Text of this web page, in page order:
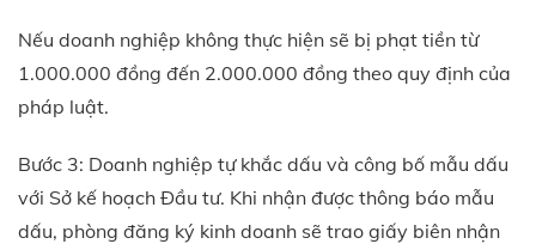
Nếu doanh nghiệp không thực hiện sẽ bị phạt tiền từ
1.000.000 đồng đến 2.000.000 đồng theo quy định của
pháp luật.
Bước 3: Doanh nghiệp tự khắc dấu và công bố mẫu dấu
với Sở kế hoạch Đầu tư. Khi nhận được thông báo mẫu
dấu, phòng đăng ký kinh doanh sẽ trao giấy biên nhận